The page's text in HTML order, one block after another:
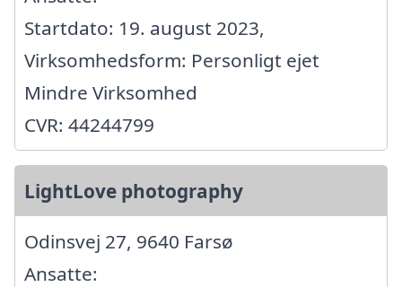
Startdato: 19. august 2023,
Virksomhedsform: Personligt ejet
Mindre Virksomhed
CVR: 44244799
LightLove photography
Odinsvej 27, 9640 Farsø
Ansatte: